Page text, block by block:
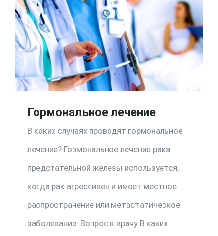
Гормональное лечение
В каких случаях проводят гормональное
лечение? Гормональное лечение рака
предстательной железы используется,
когда рак агрессивен и имеет местное
распространение или метастатическое
заболевание. Вопрос к врачу В каких